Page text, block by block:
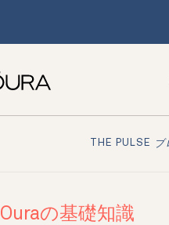
THE PULSE ブ
Ouraの基礎知識